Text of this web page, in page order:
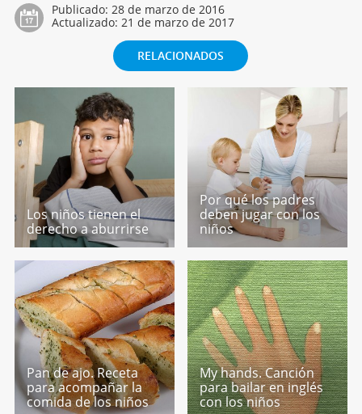
Publicado: 28 de marzo de 2016
Actualizado: 21 de marzo de 2017
RELACIONADOS
Los niños tienen el
derecho a aburrirse
Por qué los padres
deben jugar con los
niños
Pan de ajo. Receta
para acompañar la
comida de los niños
My hands. Canción
para bailar en inglés
con los niños